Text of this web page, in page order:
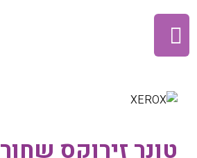
טונר זירוקס שחור